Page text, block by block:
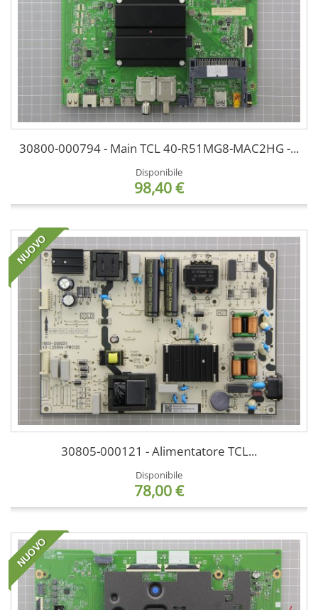
30800-000794 - Main TCL 40-R51MG8-MAC2HG -...
Disponibile
98,40 €
NUOVO
30805-000121 - Alimentatore TCL...
Disponibile
78,00 €
NUOVO